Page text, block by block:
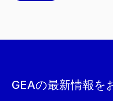
GEAの最新情報を